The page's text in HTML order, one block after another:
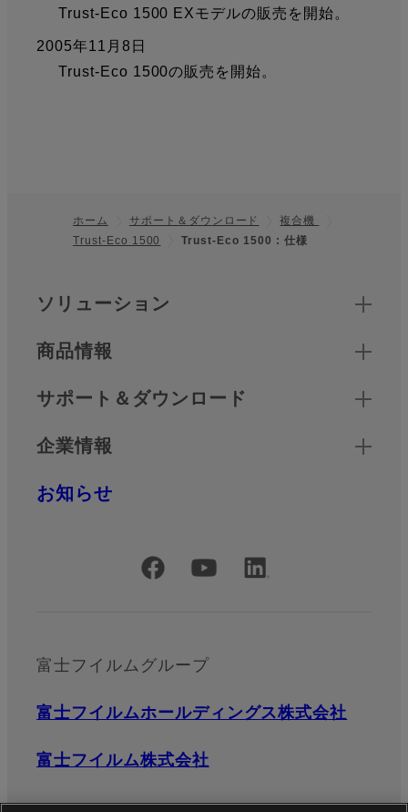
Trust-Eco 1500 EXモデルの販売を開始。
2005年11月8日
Trust-Eco 1500の販売を開始。
フッター
ホーム サポート＆ダウンロード
複合機
Trust-Eco 1500
Trust-Eco 1500 : 仕様
クイックリンク
ソリューション
商品情報
サポート＆ダウンロード
企業情報
お知らせ
公式SNSアカウント
富士フイルムグループ
富士フイルムホールディングス株式会社
富士フイルム株式会社